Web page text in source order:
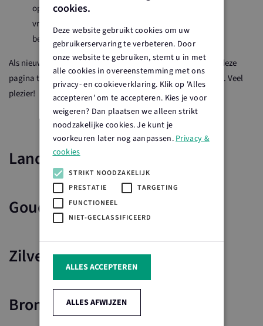
oprichting meer dan 1000 leden, waarvan vele
vrijwilligers taken op zich nemen om XYZ te laten
bestaan.
Als nieuwe WordPress gebruiker, ga naarje dashboardom deze
pagina te verwijderen en maak nieuwe pagina’s voor je site. Veel
plezier!
Landelijke partners
Gouden partners
Zilveren partners
Bronzen partners
cookies.
Deze website gebruikt cookies om uw
gebruikerservaring te verbeteren. Door
onze website te gebruiken, stemt u in met
alle cookies in overeenstemming met ons
privacy- en cookieverklaring. Klik op 'Alles
accepteren' om te accepteren. Kies je voor
weigeren? Dan plaatsen we alleen strikt
noodzakelijke cookies. Je kunt je
voorkeuren later nog aanpassen. Privacy &
cookies
STRIKT NOODZAKELIJK
PRESTATIE
TARGETING
FUNCTIONEEL
NIET-GECLASSIFICEERD
ALLES ACCEPTEREN
ALLES AFWIJZEN